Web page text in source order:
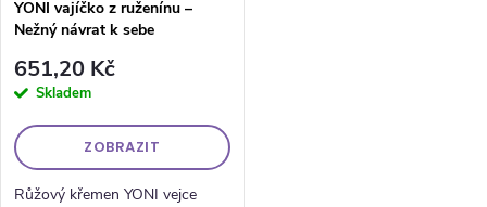
YONI vajíčko z ruženínu –
Nežný návrat k sebe
651,20 Kč
Skladem
ZOBRAZIT
Růžový křemen YONI vejce